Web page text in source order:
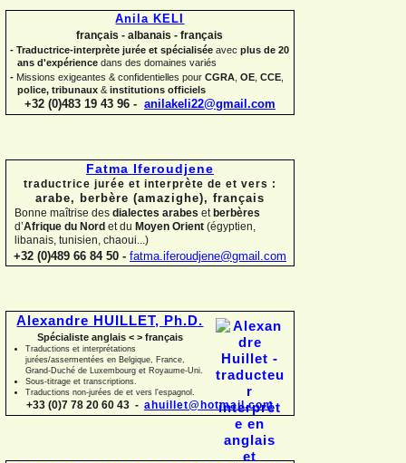
Anila KELI
français - albanais - français
- Traductrice-interprète jurée et spécialisée avec plus de 20
ans d'expérience dans des domaines variés
- Missions exigeantes & confidentielles pour CGRA OE CCE
police, tribunaux & institutions officiels
+32 (0)483 19 43 96 - anilakeli22@gmail.com
Fatma Iferoudjene
traductrice jurée et interprète de et vers :
arabe, berbère (amazighe), français
Bonne maîtrise des dialectes arabes et berbères
d’Afrique du Nord et du Moyen Orient (égyptien,
libanais, tunisien, chaoui...)
+32 (0)489 66 84 50 - fatma.iferoudjene@gmail.com
Alexandre HUILLET, Ph.D.
Spécialiste anglais < > français
Traductions et interprétations
jurées/assermentées en Belgique, France,
Grand-Duché de Luxembourg et Royaume-Uni.
Sous-titrage et transcriptions.
Traductions non-jurées de et vers l'espagnol.
+33 (0)7 78 20 60 43 - ahuillet@hotmail.com